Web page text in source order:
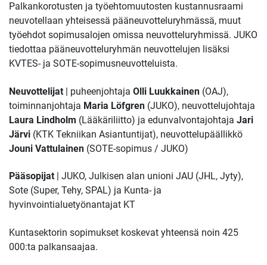
Palkankorotusten ja työehtomuutosten kustannusraami
neuvotellaan yhteisessä pääneuvotteluryhmässä, muut
työehdot sopimusalojen omissa neuvotteluryhmissä. JUKO
tiedottaa pääneuvotteluryhmän neuvottelujen lisäksi
KVTES- ja SOTE-sopimusneuvotteluista.
Neuvottelijat | puheenjohtaja Olli Luukkainen (OAJ),
toiminnanjohtaja Maria Löfgren (JUKO), neuvottelujohtaja
Laura Lindholm (Lääkäriliitto) ja edunvalvontajohtaja Jari
Järvi (KTK Tekniikan Asiantuntijat), neuvottelupäällikkö
Jouni Vattulainen (SOTE-sopimus / JUKO)
Pääsopijat | JUKO, Julkisen alan unioni JAU (JHL, Jyty),
Sote (Super, Tehy, SPAL) ja Kunta- ja
hyvinvointialuetyönantajat KT
Kuntasektorin sopimukset koskevat yhteensä noin 425
000:ta palkansaajaa.